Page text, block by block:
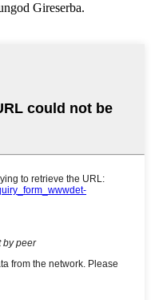
Gireserba.